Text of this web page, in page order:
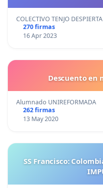
COLECTIVO TENJO DESPIERTA
270 firmas
16 Apr 2023
Descuento
Alumnado UNIREFORMADA
262 firmas
13 May 2020
SS Francisco: